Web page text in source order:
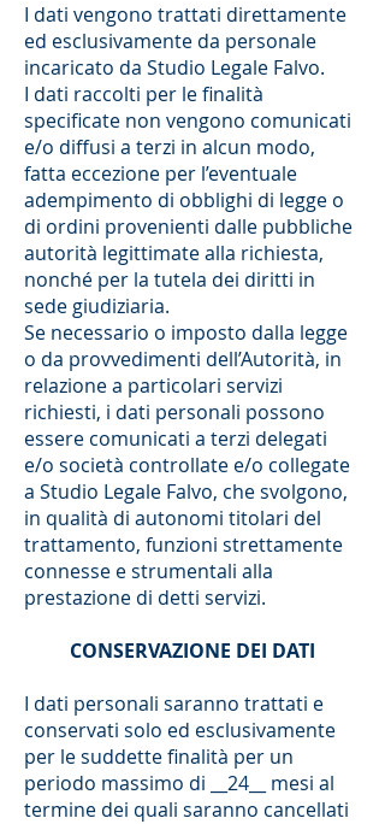
I dati vengono trattati direttamente
ed esclusivamente da personale
incaricato da Studio Legale Falvo.
I dati raccolti per le finalità
specificate non vengono comunicati
e/o diffusi a terzi in alcun modo,
fatta eccezione per l’eventuale
adempimento di obblighi di legge o
di ordini provenienti dalle pubbliche
autorità legittimate alla richiesta,
nonché per la tutela dei diritti in
sede giudiziaria.
Se necessario o imposto dalla legge
o da provvedimenti dell’Autorità, in
relazione a particolari servizi
richiesti, i dati personali possono
essere comunicati a terzi delegati
e/o società controllate e/o collegate
a Studio Legale Falvo, che svolgono,
in qualità di autonomi titolari del
trattamento, funzioni strettamente
connesse e strumentali alla
prestazione di detti servizi.
CONSERVAZIONE DEI DATI
I dati personali saranno trattati e
conservati solo ed esclusivamente
per le suddette finalità per un
periodo massimo di __24__ mesi al
termine dei quali saranno cancellati